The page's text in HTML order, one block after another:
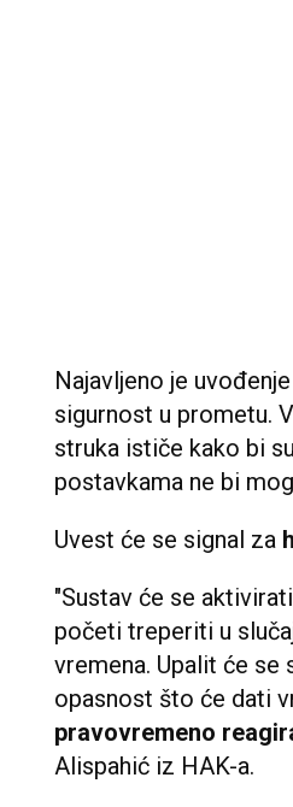
Najavljeno je
sigurnost u prometu.
struka ističe kako bi
postavkama ne bi
Uvest će se signal za
"Sustav će se
početi treperiti u
vremena. Upalit će se
opasnost što će dati
pravovremeno
Alispahić iz HAK-a.